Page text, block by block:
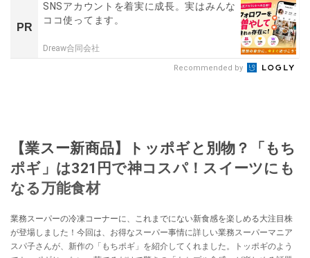
PR
SNSアカウントを着実に成長。実はみんな
ココ使ってます。
Dreaw合同会社
Recommended by
【業スー新商品】トッポギと別物？「もち
ポギ」は321円で神コスパ！スイーツにも
なる万能食材
業務スーパーの冷凍コーナーに、これまでにない新食感を楽しめる大注目株
が登場しました！今回は、お得なスーパー事情に詳しい業務スーパーマニア
スパ子さんが、新作の「もちポギ」を紹介してくれました。トッポギのよう